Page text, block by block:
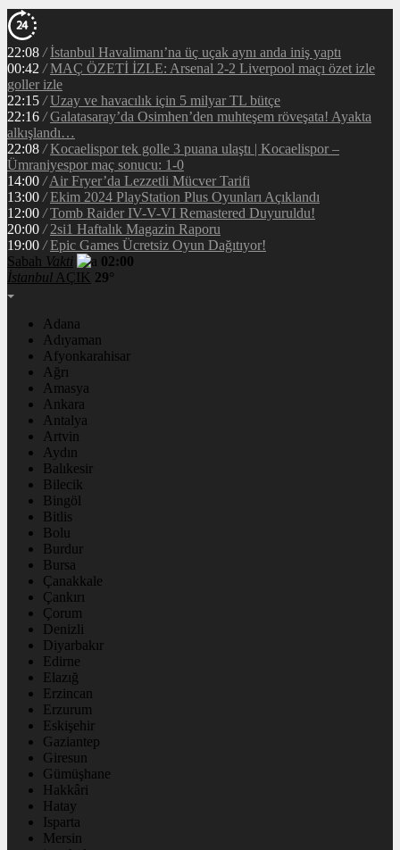
22:08 / İstanbul Havalimanı’na üç uçak aynı anda iniş yaptı
00:42 / MAÇ ÖZETİ İZLE: Arsenal 2-2 Liverpool maçı özet izle
goller izle
22:15 / Uzay ve havacılık için 5 milyar TL bütçe
22:16 / Galatasaray’da Osimhen’den muhteşem röveşata! Ayakta
alkışlandı…
22:08 / Kocaelispor tek golle 3 puana ulaştı | Kocaelispor –
Ümraniyespor maç sonucu: 1-0
14:00 / Air Fryer’da Lezzetli Mücver Tarifi
13:00 / Ekim 2024 PlayStation Plus Oyunları Açıklandı
12:00 / Tomb Raider IV-V-VI Remastered Duyuruldu!
20:00 / 2si1 Haftalık Magazin Raporu
19:00 / Epic Games Ücretsiz Oyun Dağıtıyor!
Sabah Vakti
02:00
İstanbul AÇIK 29°
Adana
Adıyaman
Afyonkarahisar
Ağrı
Amasya
Ankara
Antalya
Artvin
Aydın
Balıkesir
Bilecik
Bingöl
Bitlis
Bolu
Burdur
Bursa
Çanakkale
Çankırı
Çorum
Denizli
Diyarbakır
Edirne
Elazığ
Erzincan
Erzurum
Eskişehir
Gaziantep
Giresun
Gümüşhane
Hakkâri
Hatay
Isparta
Mersin